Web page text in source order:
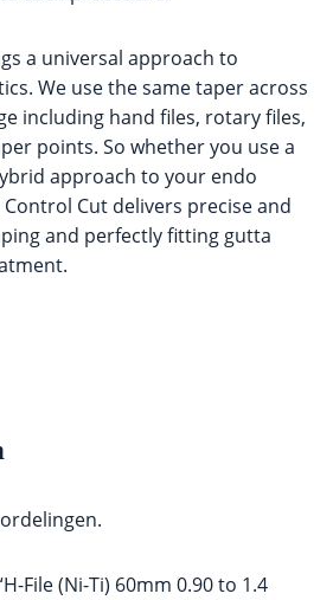
a universal approach to
We use the same taper across
including hand files, rotary files,
points. So whether you use a
approach to your endo
Cut delivers precise and
and perfectly fitting gutta
File (Ni-Ti) 60mm 0.90 to 1.4